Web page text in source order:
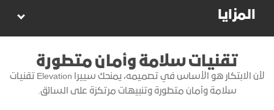
المزايا
تقنيات سلامة وأمان متطورة
لأن الابتكار هو الأساس في تصميمه، يمنحك سييرا Elevation تقنيات
سلامة وأمان متطورة وتنبيهات مرتكزة على السائق.